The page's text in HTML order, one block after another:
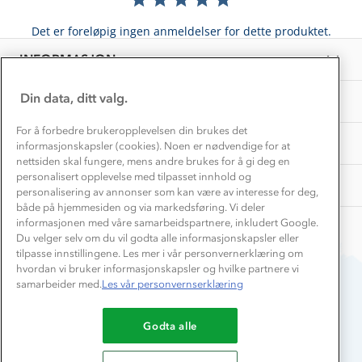
Det er foreløpig ingen anmeldelser for dette produktet.
INFORMASJON
Bedrift, barnehage og SFO
Presse
OM OSS
Samarbeide med oss?
TIPS OG RÅD
EL-retur
Store størrelser
Turmat oppskrifter
Beredskap
AKTIVITETER
Få turinspirasjon og tips her⛰
Overnatte utendørs⛺
Leirskole 🥾
Barnehageansatt
Tips til hyttetur
Du betaler enkelt med
Din data, ditt valg.
For å forbedre brukeropplevelsen din brukes det
informasjonskapsler (cookies). Noen er nødvendige for at
nettsiden skal fungere, mens andre brukes for å gi deg en
personalisert opplevelse med tilpasset innhold og
personalisering av annonser som kan være av interesse for deg,
både på hjemmesiden og via markedsføring. Vi deler
informasjonen med våre samarbeidspartnere, inkludert Google.
Du velger selv om du vil godta alle informasjonskapsler eller
tilpasse innstillingene. Les mer i vår personvernerklæring om
hvordan vi bruker informasjonskapsler og hvilke partnere vi
samarbeider med.Les vår personvernserklæring
Godta alle